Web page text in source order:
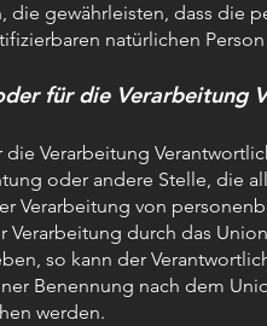
die gewährleisten, dass die
natürlichen
für die Verarbeitung
Verarbeitung
oder andere Stelle, die
Verarbeitung von
Verarbeitung durch das
so kann der
Benennung nach dem
werden.